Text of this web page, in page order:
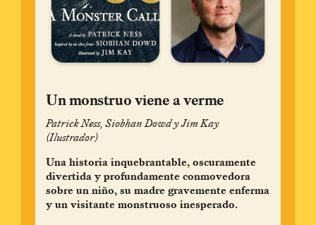
Un monstruo viene a verme
Patrick Ness, Siobhan Dowd y Jim Kay
(Ilustrador)
Una historia inquebrantable, oscuramente
divertida y profundamente conmovedora
sobre un niño, su madre gravemente enferma
y un visitante monstruoso inesperado.